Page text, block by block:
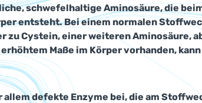
schwefelhaltige Aminosäure, die
entsteht. Bei einem normalen
zu Cystein, einer weiteren Aminosäure,
erhöhtem Maße im Körper vorhanden,
allem defekte Enzyme bei, die am